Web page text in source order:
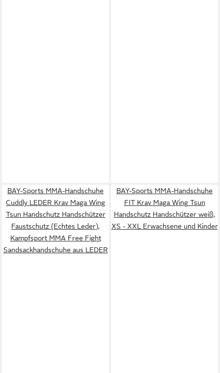
BAY-Sports MMA-Handschuhe
Cuddly LEDER Krav Maga Wing
Tsun Handschutz Handschützer
Faustschutz (Echtes Leder),
Kampfsport MMA Free Fight
Sandsackhandschuhe aus LEDER
BAY-Sports MMA-Handschuhe
FIT Krav Maga Wing Tsun
Handschutz Handschützer weiß,
XS - XXL Erwachsene und Kinder